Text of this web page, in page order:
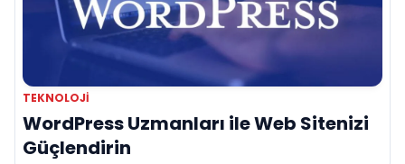
TEKNOLOJI
WordPress Uzmanları ile Web Sitenizi
Güçlendirin